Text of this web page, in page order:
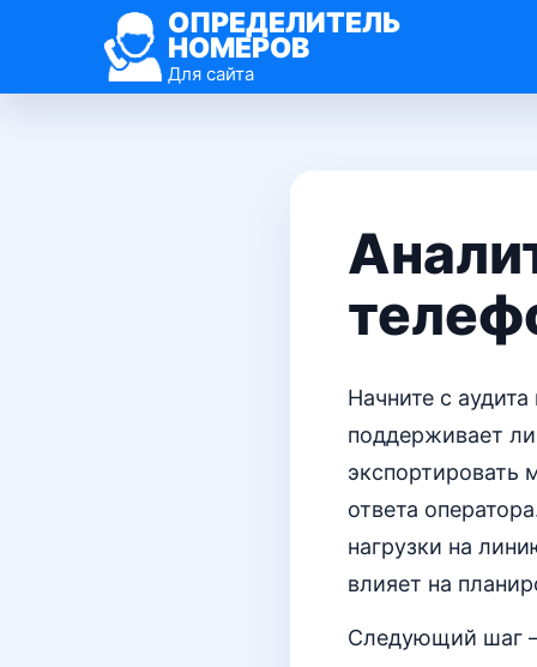
ОПРЕДЕЛИТЕЛЬ
НОМЕРОВ
Для сайта
Начните с
поддерживает
экспортировать
ответа
нагрузки на
влияет на
Следующий шаг –